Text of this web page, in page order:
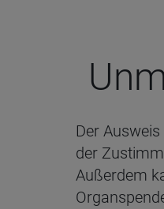
Der
der
Außerdem